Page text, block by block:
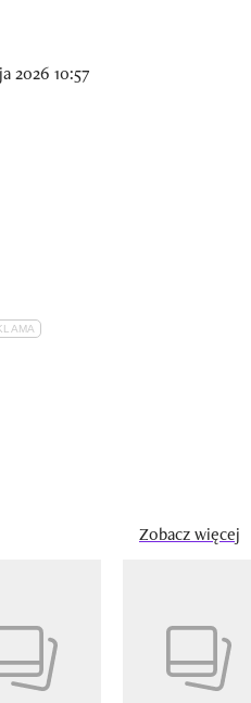
2026 10:57
Zobacz więcej